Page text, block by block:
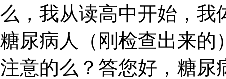
么，我从读高中开始，我
糖尿病人（刚检查出来的
注意的么？答您好，糖尿